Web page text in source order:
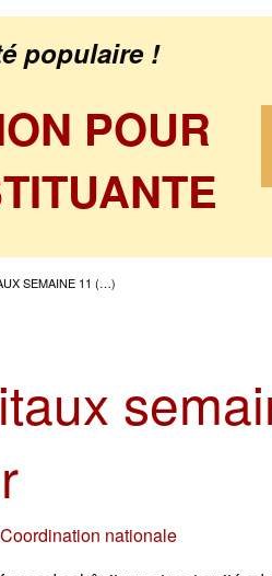
populaire !
POUR
SEMAINE 11 (…)
Coordination nationale